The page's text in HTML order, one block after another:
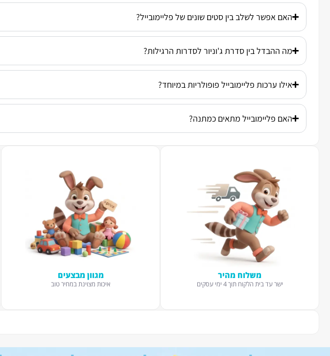
האם אפשר לשלב בין סטים שונים של פליימובייל?
מה ההבדל בין סדרת ג'וניור לסדרות הרגילות?
אילו ערכות פליימובייל פופולריות במיוחד?
האם פליימובייל מתאים כמתנה?
משלוח מהיר
ישר עד בית הלקוח תוך 4 ימי עסקים
מגוון מבצעים
איכות מצוינת במחיר טוב